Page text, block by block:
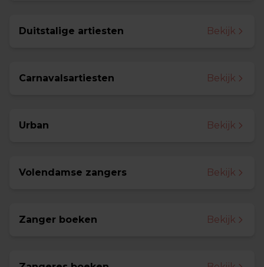
Duitstalige artiesten Bekijk
Carnavalsartiesten Bekijk
Urban Bekijk
Volendamse zangers Bekijk
Zanger boeken Bekijk